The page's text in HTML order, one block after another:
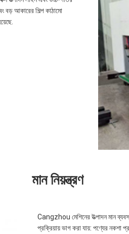
বড় আকারের শিল্প কাঠামো
মান নিয়ন্ত্রণ
Cangzhou মেশিনের উত্পাদন মান
প্রক্রিয়ায় ভাগ করা যায়: পণ্যের নকশা